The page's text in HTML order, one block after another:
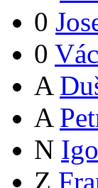
0
0
A
A
N
Z